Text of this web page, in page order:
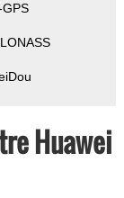
GPS
Huawei